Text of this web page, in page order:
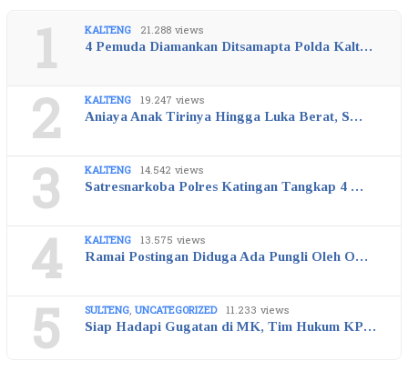
1 KALTENG 21.288 views
4 Pemuda Diamankan Ditsamapta Polda Kalt…
2 KALTENG 19.247 views
Aniaya Anak Tirinya Hingga Luka Berat, S…
3 KALTENG 14.542 views
Satresnarkoba Polres Katingan Tangkap 4 …
4 KALTENG 13.575 views
Ramai Postingan Diduga Ada Pungli Oleh O…
5 SULTENG, UNCATEGORIZED 11.233 views
Siap Hadapi Gugatan di MK, Tim Hukum KP…